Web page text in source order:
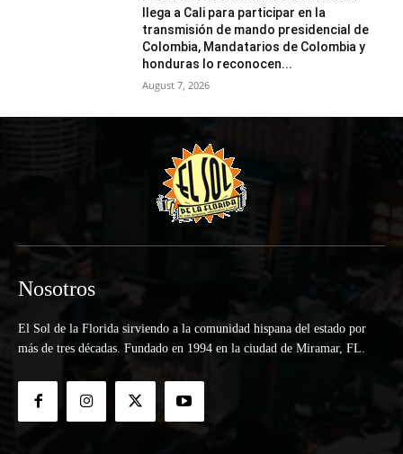
llega a Cali para participar en la
transmisión de mando presidencial de
Colombia, Mandatarios de Colombia y
honduras lo reconocen...
August 7, 2026
Nosotros
El Sol de la Florida sirviendo a la comunidad hispana del estado por
más de tres décadas. Fundado en 1994 en la ciudad de Miramar, FL.